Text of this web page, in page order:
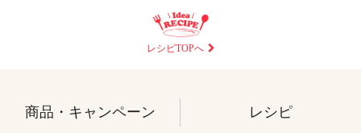
レシピTOPへ
商品・キャンペーン レシピ